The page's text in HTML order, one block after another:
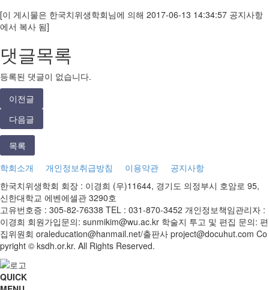
[이 게시물은 한국치위생학회님에 의해 2017-06-13 14:34:57 공지사항
에서 복사 됨]
댓글목록
등록된 댓글이 없습니다.
이전글
다음글
목록
학회소개
개인정보취급방침 이용약관
공지사항
한국치위생학회 회장 : 이경희 (우)11644, 경기도 의정부시 호암로 95,
신한대학교 에벤에셀관 3290호
고유번호증 : 305-82-76338 TEL : 031-870-3452 개인정보책임관리자 :
이경희 회원가입문의: sunmikim@wu.ac.kr 학술지 투고 및 편집 문의: 편
집위원회 oraleducation@hanmail.net/출판사 project@docuhut.com Co
pyright © ksdh.or.kr. All Rights Reserved.
QUICK